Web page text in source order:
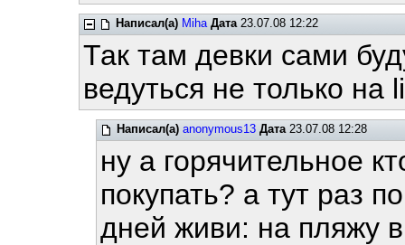
Написал(а) Miha Дата23.07.08 12:22
Так там девки сами
ведуться не только на
Написал(а) anonymous13 Дата23.07.08 12:28
ну а горячительное
покупать? а тут раз
дней живи: на пляжу